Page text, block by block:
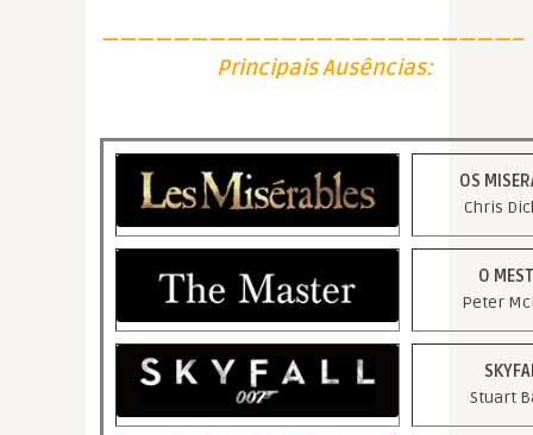
———————————————————————–
Principais Ausências:
OS
Chris
O
Peter
Stuart